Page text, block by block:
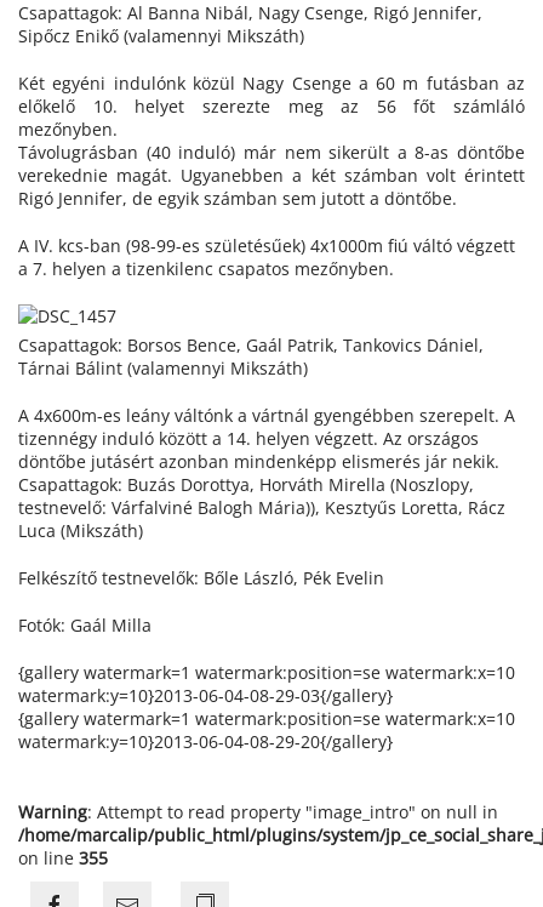
Csapattagok: Al Banna Nibál, Nagy Csenge, Rigó Jennifer,
Sipőcz Enikő (valamennyi Mikszáth)
Két egyéni indulónk közül Nagy Csenge a 60 m futásban az
előkelő 10. helyet szerezte meg az 56 főt számláló
mezőnyben.
Távolugrásban (40 induló) már nem sikerült a 8-as döntőbe
verekednie magát. Ugyanebben a két számban volt érintett
Rigó Jennifer, de egyik számban sem jutott a döntőbe.
A IV. kcs-ban (98-99-es születésűek) 4x1000m fiú váltó végzett
a 7. helyen a tizenkilenc csapatos mezőnyben.
Csapattagok: Borsos Bence, Gaál Patrik, Tankovics Dániel,
Tárnai Bálint (valamennyi Mikszáth)
A 4x600m-es leány váltónk a vártnál gyengébben szerepelt. A
tizennégy induló között a 14. helyen végzett. Az országos
döntőbe jutásért azonban mindenképp elismerés jár nekik.
Csapattagok: Buzás Dorottya, Horváth Mirella (Noszlopy,
testnevelő: Várfalviné Balogh Mária)), Kesztyűs Loretta, Rácz
Luca (Mikszáth)
Felkészítő testnevelők: Bőle László, Pék Evelin
Fotók: Gaál Milla
{gallery watermark=1 watermark:position=se watermark:x=10
watermark:y=10}2013-06-04-08-29-03{/gallery}
{gallery watermark=1 watermark:position=se watermark:x=10
watermark:y=10}2013-06-04-08-29-20{/gallery}
Warning: Attempt to read property "image_intro" on null in
/home/marcalip/public_html/plugins/system/
on line 355